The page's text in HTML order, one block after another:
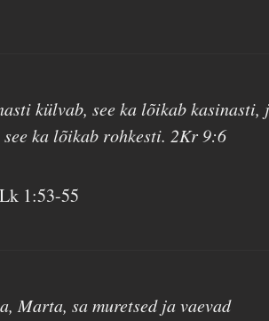
külvab, see ka lõikab kasinasti,
ka lõikab rohkesti. 2Kr 9:6
1:53-55
Marta, sa muretsed ja vaevad